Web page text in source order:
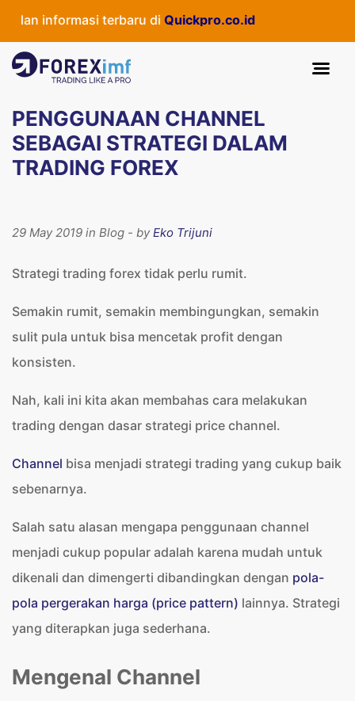
informasi terbaru diQuickpro.co.id
PENGGUNAAN CHANNEL
SEBAGAI STRATEGI DALAM
TRADING FOREX
29 May 2019 in Blog - byEko Trijuni
Strategi trading forex tidak perlu rumit.
Semakin rumit, semakin membingungkan, semakin
sulit pula untuk bisa mencetak profit dengan
konsisten.
Nah, kali ini kita akan membahas cara melakukan
trading dengan dasar strategi price channel.
Channel bisa menjadi strategi trading yang cukup baik
sebenarnya.
Salah satu alasan mengapa penggunaan channel
menjadi cukup popular adalah karena mudah untuk
dikenali dan dimengerti dibandingkan dengan pola-
pola pergerakan harga (price pattern) lainnya. Strategi
yang diterapkan juga sederhana.
Mengenal Channel